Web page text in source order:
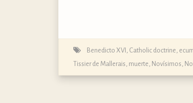
Benedicto XVI Catholic doctrine
Tissier de Mallerais muerte Novísimos